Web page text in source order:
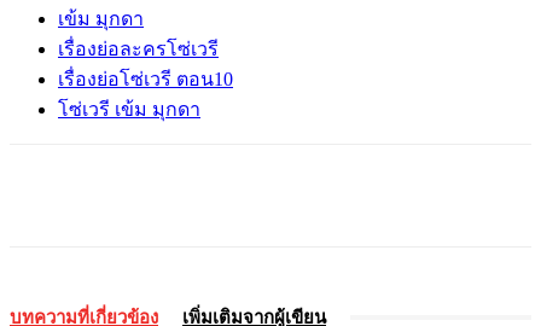
เข้ม มุกดา
เรื่องย่อละครโซ่เวรี
เรื่องย่อโซ่เวรี ตอน10
โซ่เวรี เข้ม มุกดา
บทความที่เกี่ยวข้อง เพิ่มเติมจากผู้เขียน